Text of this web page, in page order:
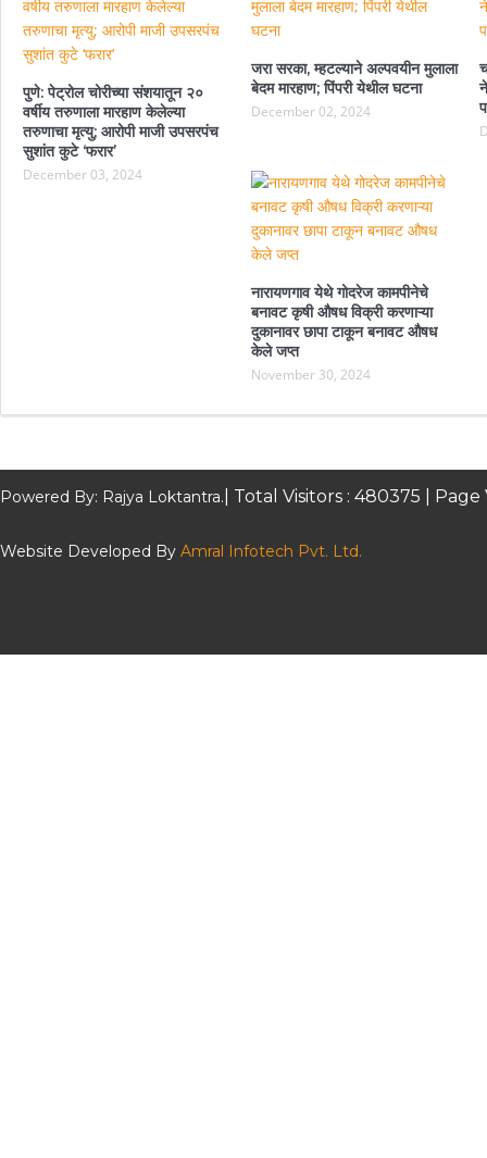
पुणे: पेट्रोल चोरीच्या संशयातून २०
वर्षीय तरुणाला मारहाण केलेल्या
तरुणाचा मृत्यु; आरोपी माजी उपसरपंच
सुशांत कुटे ‘फरार’
December 03, 2024
जरा सरका, म्हटल्याने अल्पवयीन मुलाला
बेदम मारहाण; पिंपरी येथील घटना
December 02, 2024
नारायणगाव येथे गोदरेज कामपीनेचे
बनावट कृषी औषध विक्री करणाऱ्या
दुकानावर छापा टाकून बनावट औषध
केले जप्त
November 30, 2024
Powered By: Rajya Loktantra. | Total Visitors : 480375 |
Website Developed By Amral Infotech Pvt. Ltd.